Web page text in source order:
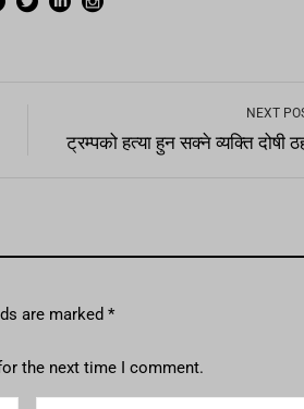
NEXT
ट्रम्पको हत्या हुन सक्ने व्यक्ति दोषी
are marked *
the next time I comment.